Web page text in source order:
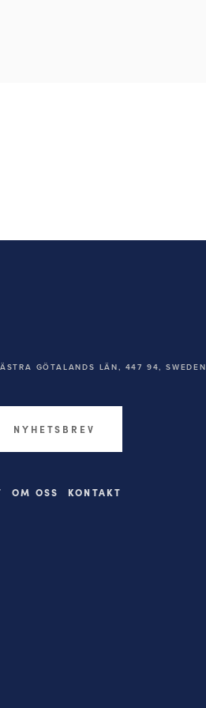
GÖTALANDS LÄN, 447 94, SWEDEN
NYHETSBREV
OM OSS KONTAKT